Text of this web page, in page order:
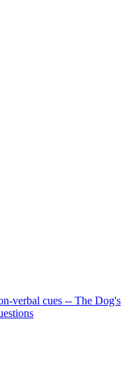
verbal cues -- The Dog's